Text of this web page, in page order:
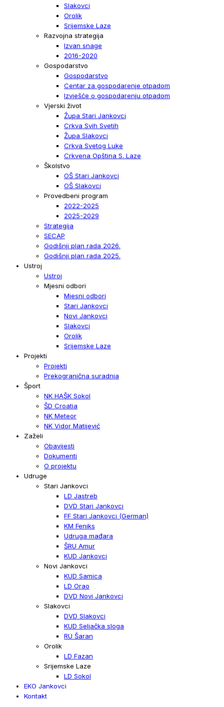
Slakovci
Orolik
Srijemske Laze
Razvojna strategija
Izvan snage
2016-2020
Gospodarstvo
Gospodarstvo
Centar za gospodarenje otpadom
Izvješće o gospodarenju otpadom
Vjerski život
Župa Stari Jankovci
Crkva Svih Svetih
Župa Slakovci
Crkva Svetog Luke
Crkvena Opština S. Laze
Školstvo
OŠ Stari Jankovci
OŠ Slakovci
Provedbeni program
2022-2025
2025-2029
Strategija
SECAP
Godišnji plan rada 2026.
Godišnji plan rada 2025.
Ustroj
Ustroj
Mjesni odbori
Mjesni odbori
Stari Jankovci
Novi Jankovci
Slakovci
Orolik
Srijemske Laze
Projekti
Projekti
Prekogranična suradnja
Šport
NK HAŠK Sokol
ŠD Croatia
NK Meteor
NK Vidor Matijević
Zaželi
Obavijesti
Dokumenti
O projektu
Udruge
Stari Jankovci
LD Jastreb
DVD Stari Jankovci
FF Stari Jankovci (German)
KM Feniks
Udruga mađara
ŠRU Amur
KUD Jankovci
Novi Jankovci
KUD Samica
LD Orao
DVD Novi Jankovci
Slakovci
DVD Slakovci
KUD Seljačka sloga
RU Šaran
Orolik
LD Fazan
Srijemske Laze
LD Sokol
EKO Jankovci
Kontakt